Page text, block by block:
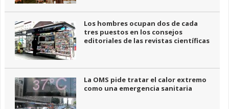
Los hombres ocupan dos de cada
tres puestos en los consejos
editoriales de las revistas científicas
La OMS pide tratar el calor extremo
como una emergencia sanitaria